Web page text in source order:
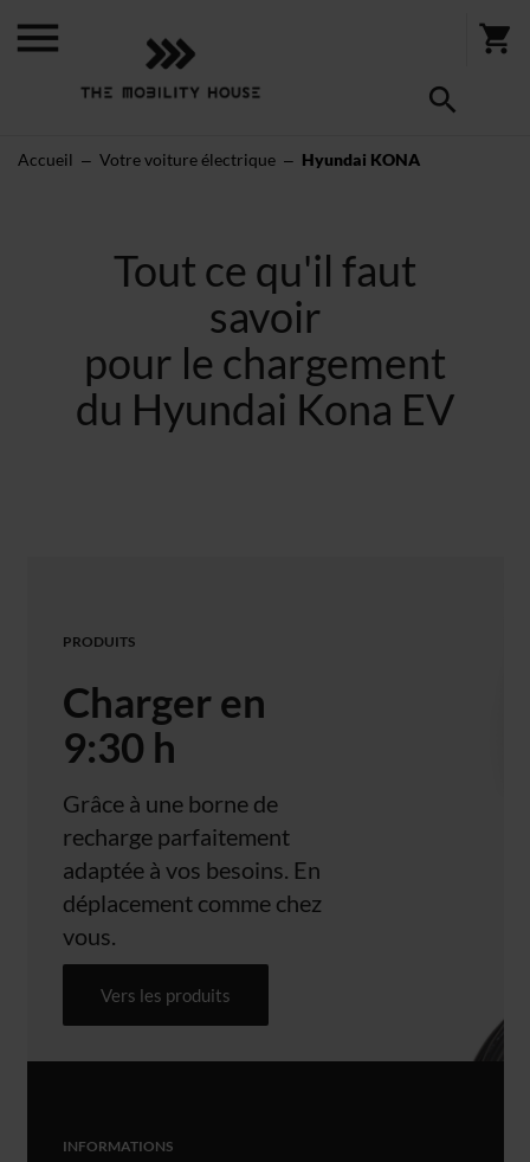
Accueil Votre voiture électrique Hyundai KONA
Tout ce qu'il faut
savoir
pour le chargement
du Hyundai Kona EV
PRODUITS
Charger en
9:30 h
Grâce à une borne de
recharge parfaitement
adaptée à vos besoins. En
déplacement comme chez
vous.
Vers les produits
INFORMATIONS